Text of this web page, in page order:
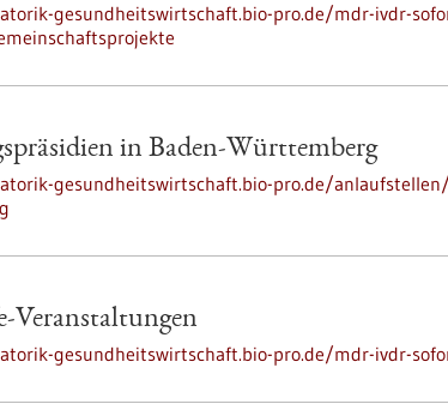
gesundheitswirtschaft.bio-pro.de/mdr-ivdr-
in Baden-Württemberg
gesundheitswirtschaft.bio-pro.de/
Veranstaltungen
gesundheitswirtschaft.bio-pro.de/mdr-ivdr-